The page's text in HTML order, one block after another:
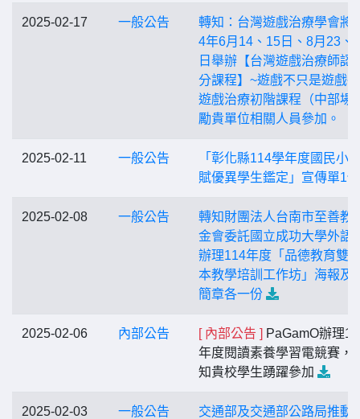
2025-02-17 一般公告
轉知：台灣遊戲治療學會將
4年6月14、15日、8月23、
日舉辦【台灣遊戲治療師認
分課程】~遊戲不只是遊戲~
遊戲治療初階課程（中部場
勵貴單位相關人員參加。
2025-02-11 一般公告
「彰化縣114學年度國民小
賦優異學生鑑定」宣傳單1份
2025-02-08 一般公告
轉知財團法人台南市至善教
金會委託國立成功大學外語
辦理114年度「品德教育雙
本教學培訓工作坊」海報及
簡章各一份
2025-02-06 內部公告 [ 內部公告 ] PaGamO辦理
年度閱讀素養學習電競賽，
知貴校學生踴躍參加
2025-02-03 一般公告
交通部及交通部公路局推動